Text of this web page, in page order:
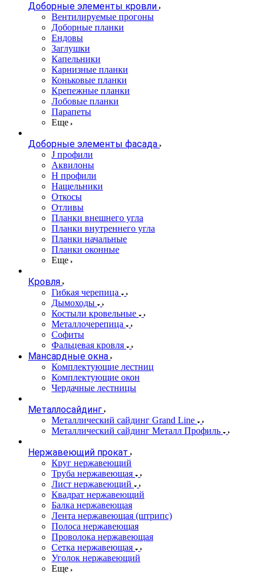
Доборные элементы кровли
Вентилируемые прогоны
Доборные планки
Ендовы
Заглушки
Капельники
Карнизные планки
Коньковые планки
Крепежные планки
Лобовые планки
Парапеты
Еще
Доборные элементы фасада
J профили
Аквилоны
Н профили
Нащельники
Откосы
Отливы
Планки внешнего угла
Планки внутреннего угла
Планки начальные
Планки оконные
Еще
Кровля
Гибкая черепица
Дымоходы
Костыли кровельные
Металлочерепица
Софиты
Фальцевая кровля
Мансардные окна
Комплектующие лестниц
Комплектующие окон
Чердачные лестницы
Металлосайдинг
Металлический сайдинг Grand Line
Металлический сайдинг Металл Профиль
Нержавеющий прокат
Круг нержавеющий
Труба нержавеющая
Лист нержавеющий
Квадрат нержавеющий
Балка нержавеющая
Лента нержавеющая (штрипс)
Полоса нержавеющая
Проволока нержавеющая
Сетка нержавеющая
Уголок нержавеющий
Еще